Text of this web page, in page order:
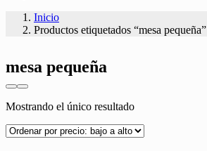
Inicio
Productos etiquetados “mesa pequeña”
mesa pequeña
Mostrando el único resultado